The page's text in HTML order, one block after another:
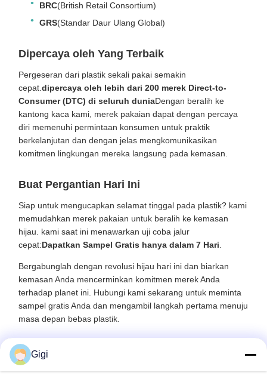
BRC(British Retail Consortium)
GRS(Standar Daur Ulang Global)
Dipercaya oleh Yang Terbaik
Pergeseran dari plastik sekali pakai semakin
cepat.dipercaya oleh lebih dari 200 merek Direct-to-
Consumer (DTC) di seluruh duniaDengan beralih ke
kantong kaca kami, merek pakaian dapat dengan percaya
diri memenuhi permintaan konsumen untuk praktik
berkelanjutan dan dengan jelas mengkomunikasikan
komitmen lingkungan mereka langsung pada kemasan.
Buat Pergantian Hari Ini
Siap untuk mengucapkan selamat tinggal pada plastik? kami
memudahkan merek pakaian untuk beralih ke kemasan
hijau. kami saat ini menawarkan uji coba jalur
cepat:Dapatkan Sampel Gratis hanya dalam 7 Hari.
Bergabunglah dengan revolusi hijau hari ini dan biarkan
kemasan Anda mencerminkan komitmen merek Anda
terhadap planet ini. Hubungi kami sekarang untuk meminta
sampel gratis Anda dan mengambil langkah pertama menuju
masa depan bebas plastik.
Produk yang Direkomendasikan
Gigi